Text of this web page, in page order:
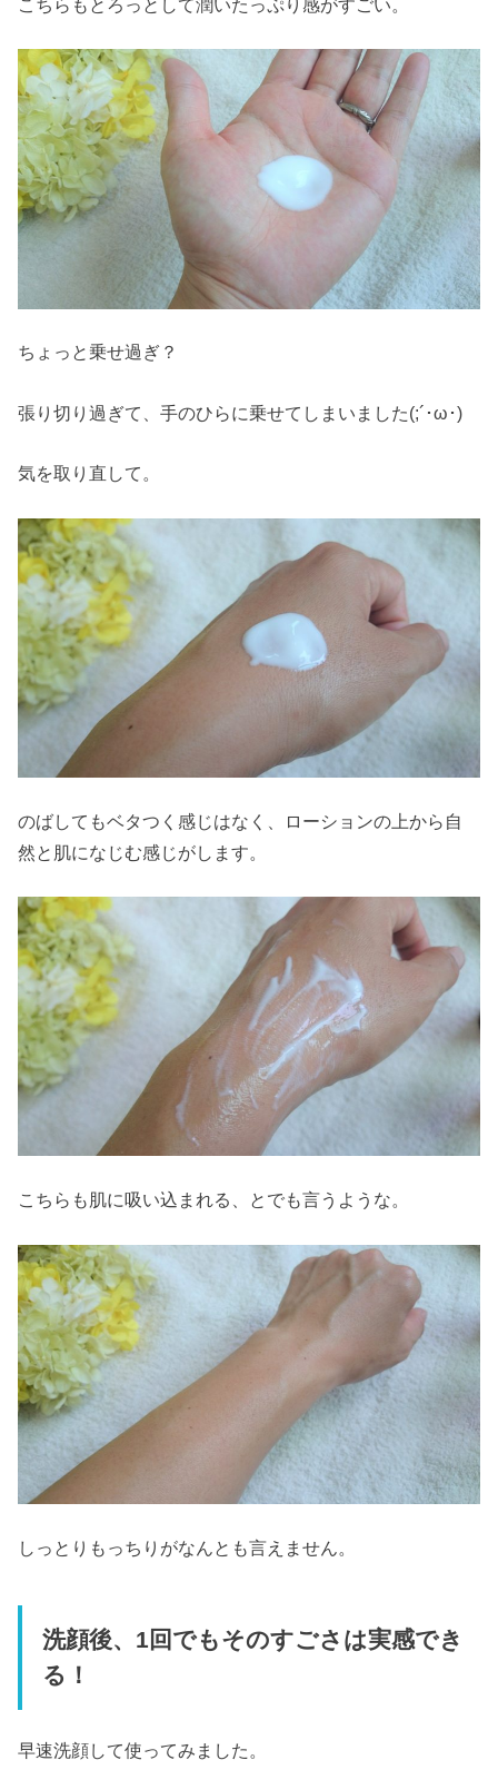
こちらもとろっとして潤いたっぷり感がすごい。
ちょっと乗せ過ぎ？
張り切り過ぎて、手のひらに乗せてしまいました(;´･ω･)
気を取り直して。
のばしてもベタつく感じはなく、ローションの上から自
然と肌になじむ感じがします。
こちらも肌に吸い込まれる、とでも言うような。
しっとりもっちりがなんとも言えません。
洗顔後、1回でもそのすごさは実感でき
る！
早速洗顔して使ってみました。